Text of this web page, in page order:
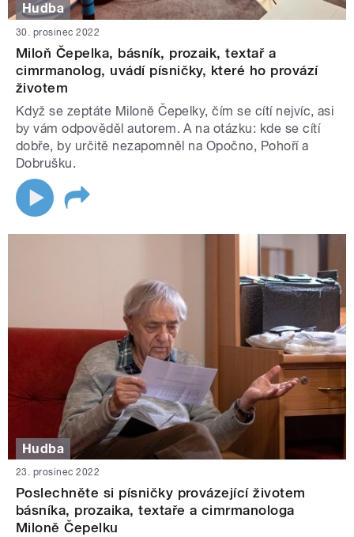
Hudba
30. prosinec 2022
Miloň Čepelka, básník, prozaik, textař a
cimrmanolog, uvádí písničky, které ho provází
životem
Když se zeptáte Miloně Čepelky, čím se cítí nejvíc, asi
by vám odpověděl autorem. A na otázku: kde se cítí
dobře, by určitě nezapomněl na Opočno, Pohoří a
Dobrušku.
Hudba
23. prosinec 2022
Poslechněte si písničky provázející životem
básníka, prozaika, textaře a cimrmanologa
Miloně Čepelku